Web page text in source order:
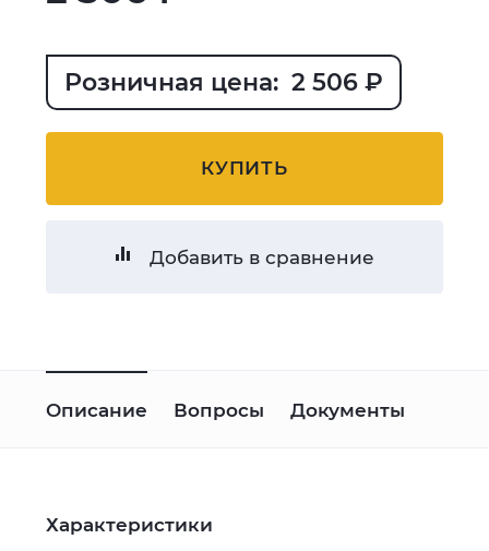
Розничная цена: 2 506 ₽
КУПИТЬ
Добавить в сравнение
Описание Вопросы Документы
Характеристики